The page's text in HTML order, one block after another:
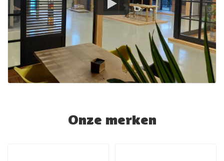
Onze merken